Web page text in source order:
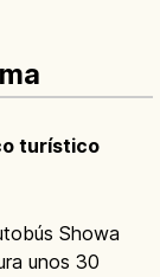
turístico
Showa
unos 30